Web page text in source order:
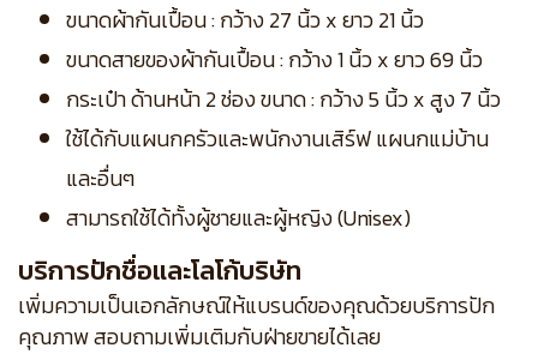
ขนาดผ้ากันเปื้อน : กว้าง 27 นิ้ว x ยาว 21 นิ้ว
ขนาดสายของผ้ากันเปื้อน : กว้าง 1 นิ้ว x ยาว 69 นิ้ว
กระเป๋า ด้านหน้า 2 ช่อง ขนาด : กว้าง 5 นิ้ว x สูง 7 นิ้ว
ใช้ได้กับแผนกครัวและพนักงานเสิร์ฟ แผนกแม่บ้าน
และอื่นๆ
สามารถใช้ได้ทั้งผู้ชายและผู้หญิง (Unisex)
บริการปักชื่อและโลโก้บริษัท
เพิ่มความเป็นเอกลักษณ์ให้แบรนด์ของคุณด้วยบริการปัก
คุณภาพ สอบถามเพิ่มเติมกับฝ่ายขายได้เลย